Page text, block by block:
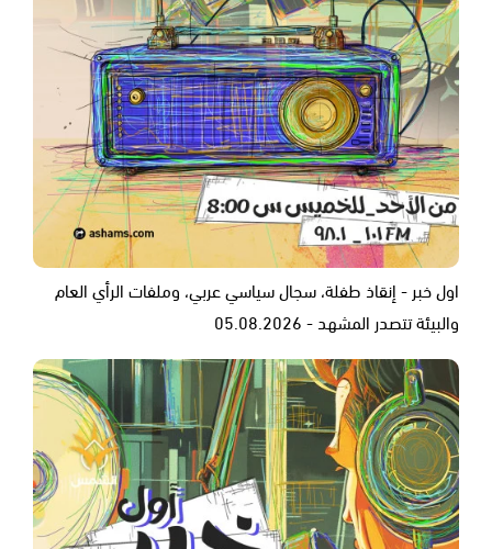
اول خبر - إنقاذ طفلة، سجال سياسي عربي، وملفات الرأي العام
والبيئة تتصدر المشهد - 05.08.2026